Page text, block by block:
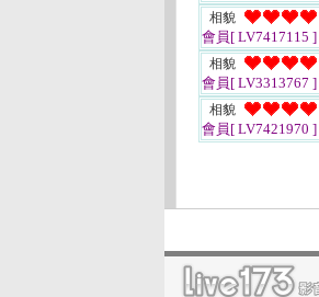
相貌
會員[ LV7417115 ]
相貌
會員[ LV3313767 ]
相貌
會員[ LV7421970 ]